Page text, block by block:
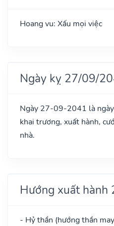
Hoang vu: Xấu mọi việc
Ngày kỵ 27/09/
Ngày 27-09-2041 là ngày
khai trương, xuất hành,
nhà.
Hướng xuất
- Hỷ thần (hướng thần